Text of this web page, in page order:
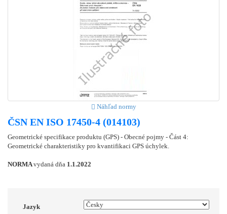
Náhľad normy
ČSN EN ISO 17450-4 (014103)
Geometrické specifikace produktu (GPS) - Obecné pojmy - Část 4:
Geometrické charakteristiky pro kvantifikaci GPS úchylek.
NORMAvydaná dňa 1.1.2022
Jazyk